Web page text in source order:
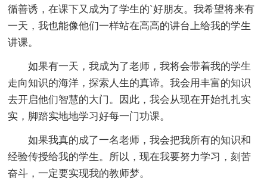
循善诱，在课下又成为了学生的`好朋友。我希望将来有
一天，我也能像他们一样站在高高的讲台上给我的学生
讲课。
如果有一天，我成为了老师，我将会带着我的学生
走向知识的海洋，探索人生的真谛。我会用丰富的知识
去开启他们智慧的大门。因此，我会从现在开始扎扎实
实，脚踏实地地学习好每一门功课。
如果我真的成了一名老师，我会把我所有的知识和
经验传授给我的学生。所以，现在我要努力学习，刻苦
奋斗，一定要实现我的教师梦。